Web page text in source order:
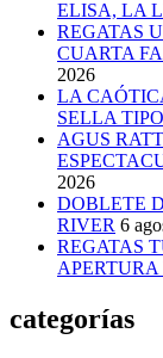
ELISA, LA
REGATAS
CUARTA
2026
LA
SELLA
AGUS
2026
DOBLETE
RIVER 6
REGATAS
categorías